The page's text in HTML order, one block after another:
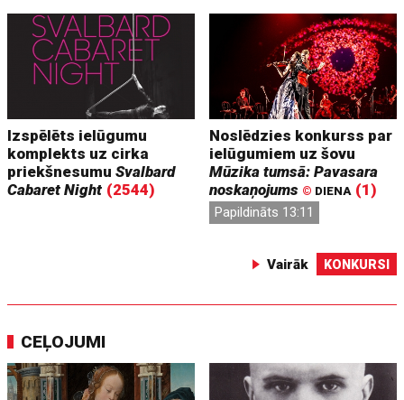
Izspēlēts ielūgumu
komplekts uz cirka
priekšnesumuSvalbard
Cabaret Night (2544)
Noslēdzies konkurss par
ielūgumiem uz šovu
Mūzika tumsā: Pavasara
noskaņojums © DIENA (1)
Papildināts 13:11
Vairāk KONKURSI
CEĻOJUMI